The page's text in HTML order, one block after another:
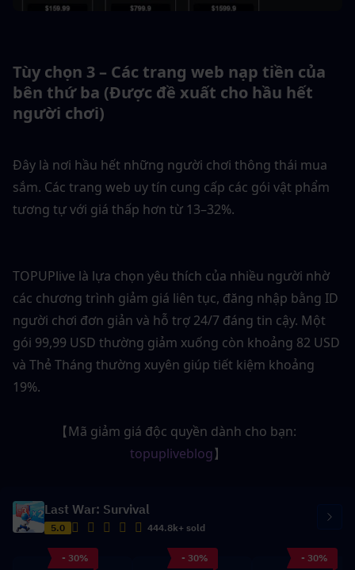
Tùy chọn 3 – Các trang web nạp tiền của
bên thứ ba (Được đề xuất cho hầu hết
người chơi)
Đây là nơi hầu hết những người chơi thông thái mua
sắm. Các trang web uy tín cung cấp các gói vật phẩm
tương tự với giá thấp hơn từ 13–32%.
TOPUPlive là lựa chọn yêu thích của nhiều người nhờ
các chương trình giảm giá liên tục, đăng nhập bằng ID
người chơi đơn giản và hỗ trợ 24/7 đáng tin cậy. Một
gói 99,99 USD thường giảm xuống còn khoảng 82 USD
và Thẻ Tháng thường xuyên giúp tiết kiệm khoảng
19%.
topupliveblog】
Last War: Survival
5.0 444.8k+ sold
- 30% - 30% - 30%